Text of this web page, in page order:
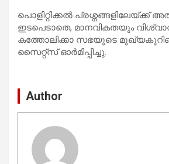
പൊളിറ്റിക്കൽ പ്രശ്നങ്ങളിലേയ്ക്ക്
ഇടപെടാതെ, മാനവികതയും
കത്തോലിക്കാ സഭയുടെ
സൈറ്റ്സ് ഓർമിപ്പിച്ചു.
Author